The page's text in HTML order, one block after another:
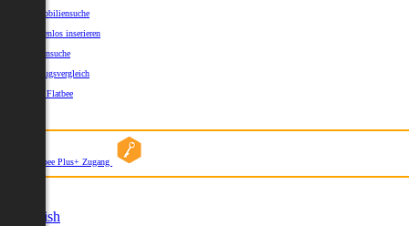
Immobiliensuche
Kostenlos inserieren
Kartensuche
Umzugsvergleich
Über Flatbee
Flatbee Plus+ Zugang
English